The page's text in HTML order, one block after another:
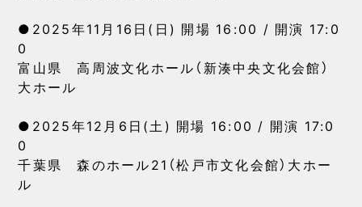
●2025年11月16日(日) 開場 16:00 / 開演 17:0
0
富山県 高周波文化ホール（新湊中央文化会館）
大ホール
●2025年12月6日(土) 開場 16:00 / 開演 17:0
0
千葉県 森のホール21（松戸市文化会館）大ホー
ル